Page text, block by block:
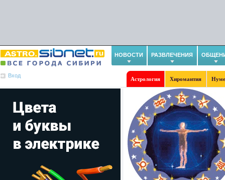
НОВОСТИ РАЗВЛЕЧЕНИЯ
Вход
Астрология Хиромантия